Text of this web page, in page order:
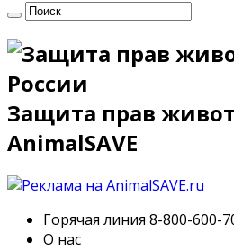
Защита прав
AnimalSAVE
Горячая линия 8-800-600-
О нас